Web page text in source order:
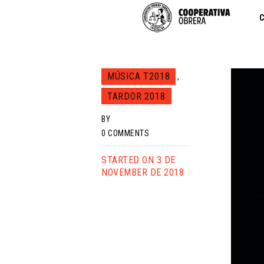
MÚSICA T2018 ,
TARDOR 2018
BY
0 COMMENTS
STARTED ON 3 DE
NOVEMBER DE 2018